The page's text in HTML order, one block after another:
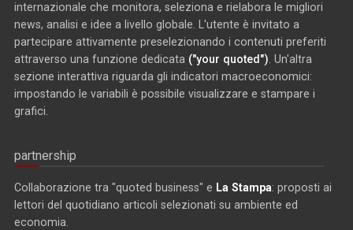
internazionale che monitora, seleziona e rielabora le migliori
news, analisi e idee a livello globale. L'utente è invitato a
partecipare attivamente preselezionando i contenuti preferiti
attraverso una funzione dedicata ("your quoted") . Un'altra
sezione interattiva riguarda gli indicatori macroeconomici:
impostando le variabili è possibile visualizzare e stampare i
grafici.
partnership
Collaborazione tra "quoted business" e La Stampa: proposti ai
lettori del quotidiano articoli selezionati su ambiente ed
economia.